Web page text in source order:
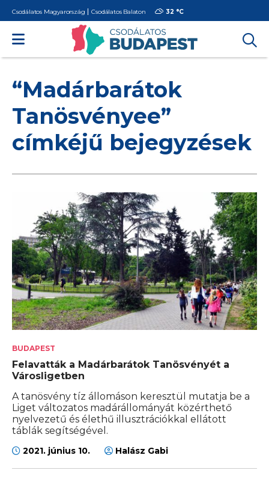
Csodálatos Magyarország Csodálatos Balaton 32 °C
“Madárbarátok
Tanösvényee”
címkéjű bejegyzések
BUDAPEST
Felavatták a Madárbarátok Tanösvényét a
Városligetben
A tanösvény tíz állomáson keresztül mutatja be a
Liget változatos madárállományát közérthető
nyelvezetű és élethű illusztrációkkal ellátott
táblák segítségével.
2021. június 10. Halász Gabi